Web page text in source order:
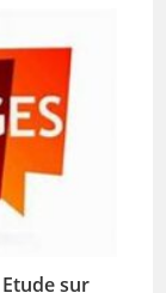
Etude sur